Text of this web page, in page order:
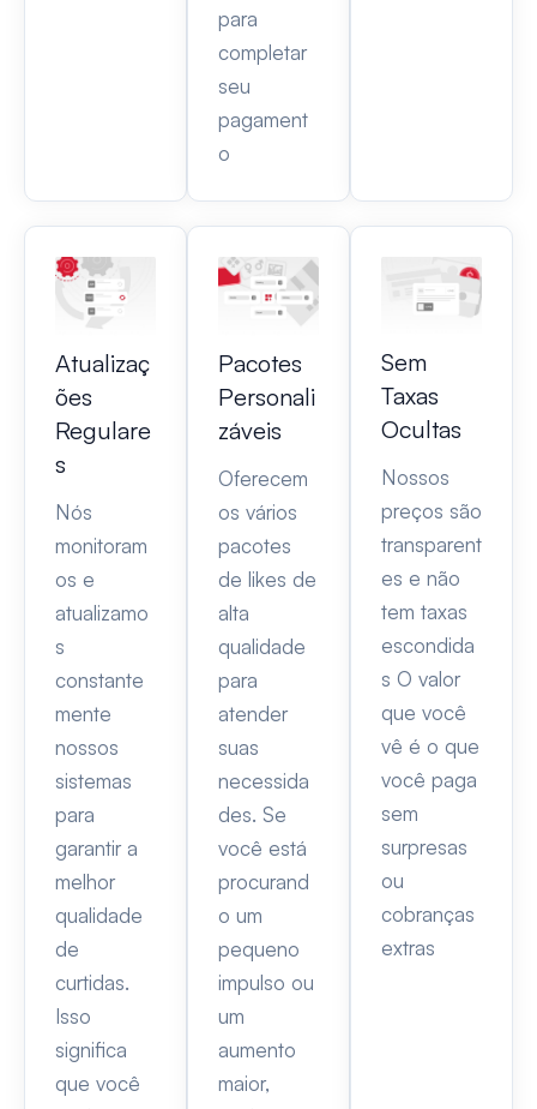
para
completar
seu
pagament
o
Atualizaç
ões
Regulare
s
Nós
monitoram
os e
atualizamo
s
constante
mente
nossos
sistemas
para
garantir a
melhor
qualidade
de
curtidas.
Isso
significa
que você
Pacotes
Personali
záveis
Oferecem
os vários
pacotes
de likes de
alta
qualidade
para
atender
suas
necessida
des. Se
você está
procurand
o um
pequeno
impulso ou
um
aumento
maior,
Sem
Taxas
Ocultas
Nossos
preços são
transparent
es e não
tem taxas
escondida
s O valor
que você
vê é o que
você paga
sem
surpresas
ou
cobranças
extras